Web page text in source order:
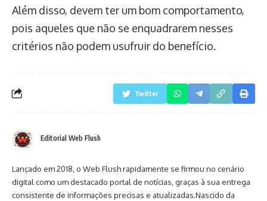
Além disso, devem ter um bom comportamento,
pois aqueles que não se enquadrarem nesses
critérios não podem usufruir do benefício.
Twitter
Editorial Web Flush
Lançado em 2018, o Web Flush rapidamente se firmou no cenário
digital como um destacado portal de notícias, graças à sua entrega
consistente de informações precisas e atualizadas.Nascido da